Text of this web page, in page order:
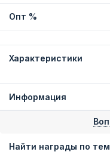
Опт %
Характеристики
Информация
Найти награды по